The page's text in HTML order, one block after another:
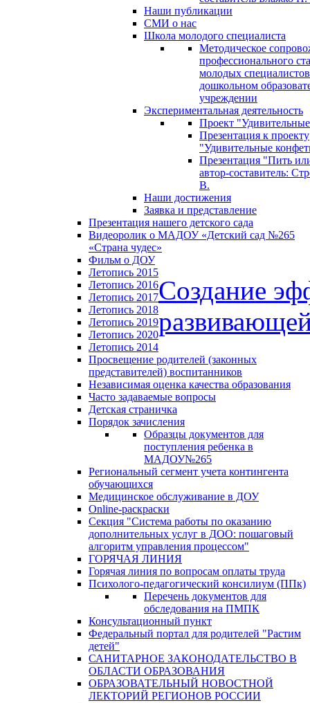
Наши публикации
СМИ о нас
Школа молодого специалиста
Методическое
профессионального
молодых
дошкольном
учреждении
Экспериментальная деятельность
Проект
Презентация к проекту
"Удивительные
Презентация "Пить
автор-составитель:
В.
Наши достижения
Заявка и представление
Презентация нашего детского сада
Видеоролик о МАДОУ «Детский сад №265
«Страна чудес»
Фильм о ДОУ
Летопись 2015
Летопись 2016
Летопись 2017
Летопись 2018
Летопись 2019
Летопись 2020
Летопись 2014
Просвещение родителей (законных
представителей) воспитанников
Независимая оценка качества образования
Часто задаваемые вопросы
Детская страничка
Порядок зачисления
Образцы документов для
поступления ребенка в
МАДОУ№265
Региональный сегмент учета контингента
обучающихся
Медицинское обслуживание в ДОУ
Online-раскраски
Секция "Система работы по оказанию
дополнительных услуг в ДОО: пошаговый
алгоритм управления процессом"
ГОРЯЧАЯ ЛИНИЯ
Горячая линия по вопросам оплаты труда
Психолого-педагогический консилиум (ППк)
Перечень документов для
обследования на ПМПК
Консультационный пункт
Федеральный портал для родителей "Растим
детей"
САНИТАРНОЕ ЗАКОНОДАТЕЛЬСТВО В
ОБЛАСТИ ОБРАЗОВАНИЯ
ОБРАЗОВАТЕЛЬНЫЙ НОВОСТНОЙ
ЛЕКТОРИЙ РЕГИОНОВ РОССИИ
Создание